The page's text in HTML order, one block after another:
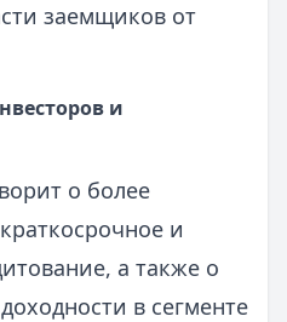
заемщиков от
и
о более
и
а также о
в сегменте